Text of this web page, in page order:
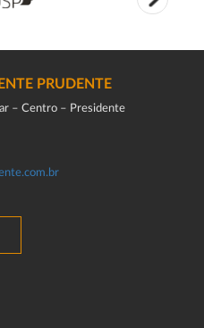
PRUDENTE
– Centro – Presidente